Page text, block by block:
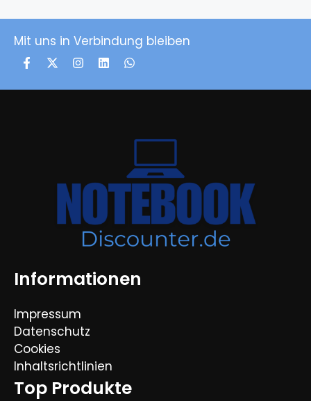
Mit uns in Verbindung bleiben
Informationen
Impressum
Datenschutz
Cookies
Inhaltsrichtlinien
Top Produkte